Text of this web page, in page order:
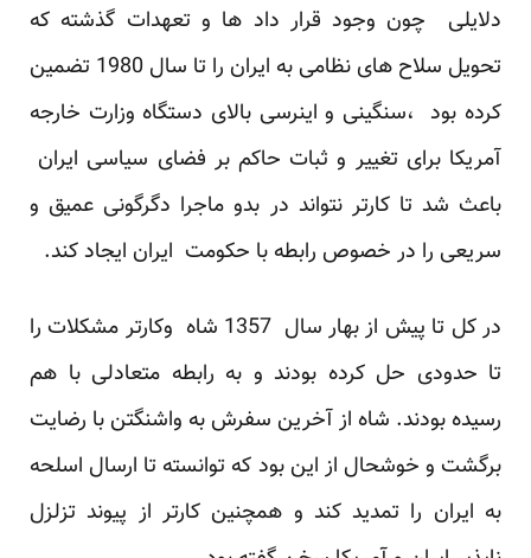
دلایلی چون وجود قرار داد ها و تعهدات گذشته که
تحویل سلاح های نظامی به ایران را تا سال 1980 تضمین
کرده بود ،سنگینی و اینرسی بالای دستگاه وزارت خارجه
آمریکا برای تغییر و ثبات حاکم بر فضای سیاسی ایران
باعث شد تا کارتر نتواند در بدو ماجرا دگرگونی عمیق و
سریعی را در خصوص رابطه با حکومت ایران ایجاد کند.
در کل تا پیش از بهار سال 1357 شاه وکارتر مشکلات را
تا حدودی حل کرده بودند و به رابطه متعادلی با هم
رسیده بودند. شاه از آخرین سفرش به واشنگتن با رضایت
برگشت و خوشحال از این بود که توانسته تا ارسال اسلحه
به ایران را تمدید کند و همچنین کارتر از پیوند تزلزل